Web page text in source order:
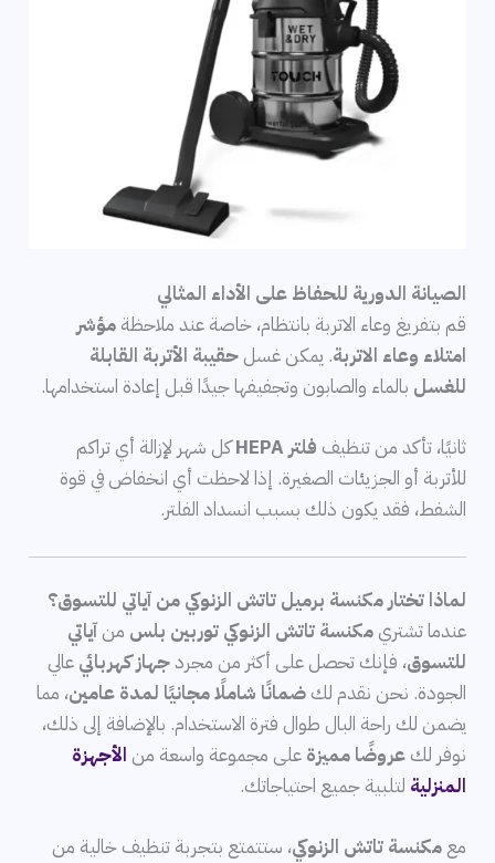
الصيانة الدورية للحفاظ على الأداء المثالي
قم بتفريغ وعاء الاتربة بانتظام، خاصة عند ملاحظةمؤشر
امتلاء وعاء الاتربة. يمكن غسلحقيبة الأتربة القابلة
للغسل بالماء والصابون وتجفيفها جيدًا قبل إعادة استخدامها.
ثانيًا، تأكد من تنظيف فلتر HEPA
كل شهر لإزالة أي تراكم
للأتربة أو الجزيئات الصغيرة. إذا لاحظت أي انخفاض في قوة
الشفط، فقد يكون ذلك بسبب انسداد الفلتر.
لماذا تختار مكنسة برميل تاتش الزنوكي من آياتي للتسوق؟
عندما تشتريمكنسة تاتش الزنوكي توربين بلس منآياتي
للتسوق، فإنك تحصل على أكثر من مجردجهاز كهربائي عالي
الجودة. نحن نقدم لكضمانًا شاملًا مجانيًا لمدة عامين، مما
يضمن لك راحة البال طوال فترة الاستخدام. بالإضافة إلى ذلك،
نوفر لكعروضًا مميزة على مجموعة واسعة من الأجهزة
المنزلية لتلبية جميع احتياجاتك.
معمكنسة تاتش الزنوكي، ستتمتع بتجربة تنظيف خالية من